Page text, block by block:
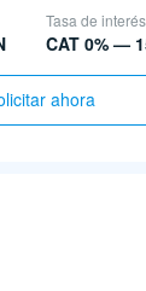
Tasa de interés
CAT 0% —
ahora